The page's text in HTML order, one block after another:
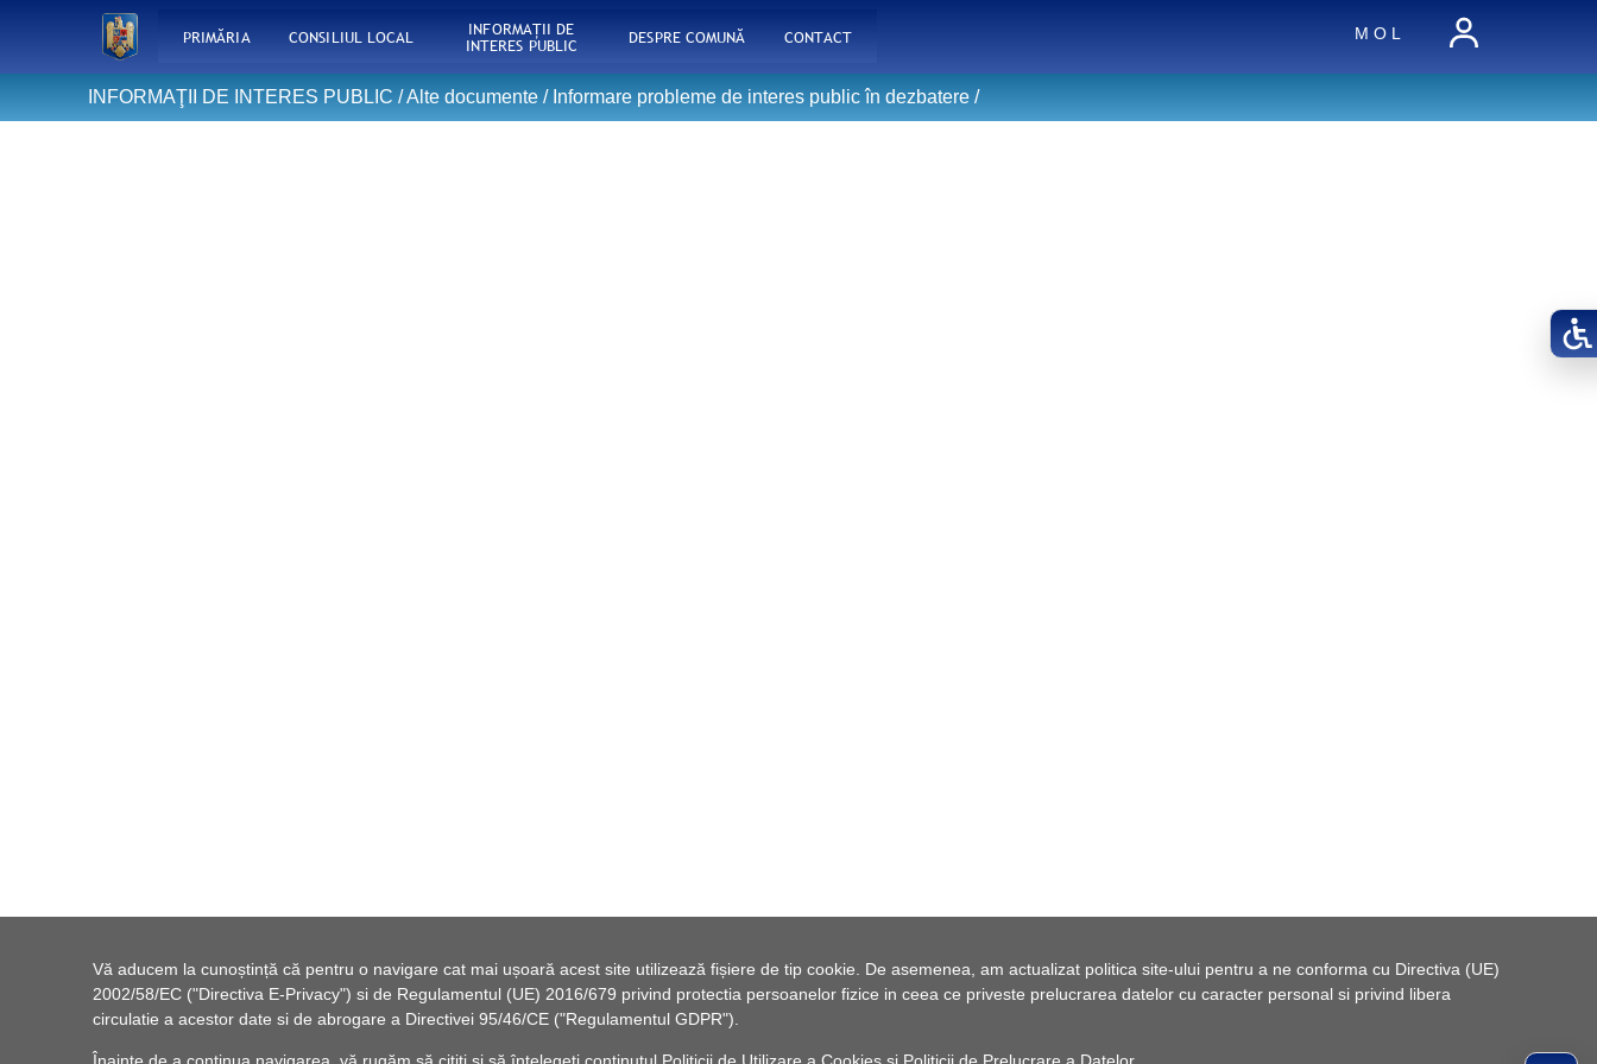
Vă aducem la cunoștință că pentru o navigare cat mai ușoară acest site utilizează fișiere de tip cookie. De asemenea, am actualizat politica site-ului pentru a ne conforma cu Directiva (UE)
2002/58/EC ("Directiva E-Privacy") si de Regulamentul (UE) 2016/679 privind protectia persoanelor fizice in ceea ce priveste prelucrarea datelor cu caracter personal si privind libera
circulatie a acestor date si de abrogare a Directivei 95/46/CE ("Regulamentul GDPR").
PRIMĂRIA CONSILIUL LOCAL INFORMAŢII DE
INTERES PUBLIC DESPRE COMUNĂ CONTACT M O L
INFORMAŢII DE INTERES PUBLIC /Alte documente / Informare probleme de interes public în dezbatere /